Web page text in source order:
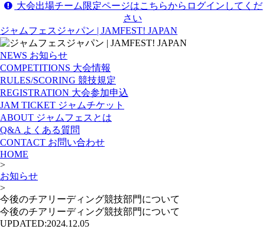
大会出場チーム限定ページはこちらからログインしてくだ
さい
ジャムフェスジャパン | JAMFEST! JAPAN
NEWS お知らせ
COMPETITIONS 大会情報
RULES/SCORING 競技規定
REGISTRATION 大会参加申込
JAM TICKET ジャムチケット
ABOUT ジャムフェスとは
Q&A よくある質問
CONTACT お問い合わせ
HOME
>
お知らせ
>
今後のチアリーディング競技部門について
今後のチアリーディング競技部門について
UPDATED:2024.12.05